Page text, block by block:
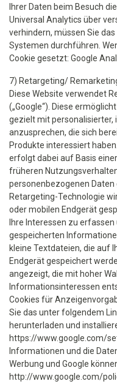
Ihrer Daten beim Besuch
Universal Analytics über
verhindern, müssen Sie
Systemen durchführen.
Cookie gesetzt: Google
7) Retargeting/
Diese Website verwendet
(„Google“). Diese
gezielt mit personalisierter,
anzusprechen, die sich
Produkte interessiert
erfolgt dabei auf Basis
früheren
personenbezogenen Daten
Retargeting-Technologie
oder mobilen Endgerät
Ihre Interessen zu
gespeicherten
kleine Textdateien, die auf
Endgerät gespeichert
angezeigt, die mit hoher
Informationsinteressen
Cookies für
Sie das unter folgendem
herunterladen und
https://www.google.com/
Informationen und die
Werbung und Google
http://www.google.com/